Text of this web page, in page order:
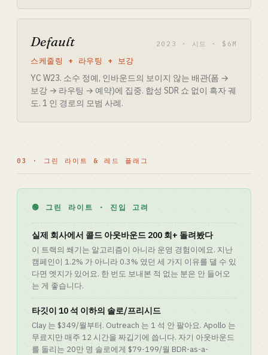
Default 2023 · 시드 · $6M
스케줄링 + 라우팅 + 보강
YC W23. 소수 정예, 인바운드의 보이지 않는 배관(폼 →
보강 → 라우팅 → 예약)에 집중. 합성 SDR 쇼 없이 흑자 궤
도. 1 인 경로의 모범 사례.
03 · 그린 라이트 & 레드 플래그
🟢 그린 라이트 · 진입 고려
실제 회사에서 콜드 아웃바운드 200 회+ 돌려봤다
이 트랙의 쐐기는 알고리즘이 아니라 운영 경험이에요. 지난
캠페인이 1.2% 가 아니라 0.3% 였던 세 가지 이유를 댈 수 있
다면 엣지가 있어요. 한 번도 보내본 적 없는 분은 안 들어오
는 게 좋습니다.
타깃이 10 석 이하의 솔로/프리시드
Clay 는 $349/월부터. Outreach 는 1 석 안 팔아요. Apollo 는
무료지만 매주 12 시간을 짜깁기에 씁니다. 자기 아웃바운드
를 돌리는 20만 명 솔로에게 $79-199/월 BDR-as-a-